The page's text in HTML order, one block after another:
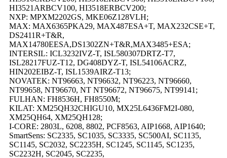
HI3521ARBCV100, HI3518ERBCV200;
NXP: MPXM2202GS, MKE06Z128VLH;
MAX: MAX6365PKA29, MAX487ESA+T, MAX232CSE+T,
DS2411R+T&R,
MAX14780EESA,DS1302ZN+T&R,MAX3485+ESA;
INTERSIL: ICL3232IVZ-T, ISL580307DRTZ-T7,
ISL28217FUZ-T12, DG408DYZ-T, ISL54106ACRZ,
HIN202EIBZ-T, ISL1539AIRZ-T13;
NOVATEK: NT96663, NT96632, NT96223, NT96660,
NT99658, NT96670, NT NT96672, NT96675, NT99141;
FULHAN: FH8536H, FH8550M;
KILAT: XM25QH32CHIGU10, MX25L6436FM2I-080,
XM25QH64, XM25QH128;
I-CORE: 2803L, 6208, 8802, PCF8563, AIP1668, AIP1640;
SmartSens: SC2335, SC1035, SC3335, SC500AI, SC1135,
SC1145, SC2032, SC2235H, SC1245, SC1145, SC1235,
SC2232H, SC2045, SC2235,